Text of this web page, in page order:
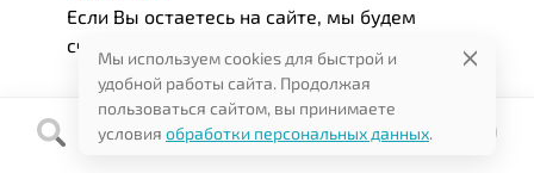
Если Вы остаетесь на сайте, мы будем
считать, что Вас это устраивает.
Мы используем cookies для быстрой и
удобной работы сайта. Продолжая
пользоваться сайтом, вы принимаете
условия обработки персональных данных.